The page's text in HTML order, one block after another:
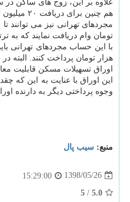
علاوه بر این، زوج های ساكن در سایر شهرهای با جمعیت زیر ۲۰۰ هزار نفر می توانند برای گرفتن ۶۰ میلیون تومان وام
هم چنین برای دریافت ۲۰ میلیون تومان دیگر بابت وام جعاله نیز باید یك میلیون و ۸۰۰ هزار تومان پرداخت كنند كه در مجموع برای وام ۸۰ میلیون تومانی هفت میلیون و ۲۰۰ هزار تومان از طرف زوجین باید پرداخت گردد.
تومان وام دریافت نمایند كه به ترتیب هر كدام باید ۱۲۰، ۱۰۰ و ۸۰ برگ بهادار اوراق
هزار تومان پرداخت كنند. البته در صورت تمایل برای دریافت وام ۲۰ میلیون
اوراق تسهیلات مسكن قابلیت
این اوراق با عنایت به این كه
وجوه پرداختی دیگر به دارنده
منبع: سیب پال
1398/05/26
15:29:00
5.0
/
5